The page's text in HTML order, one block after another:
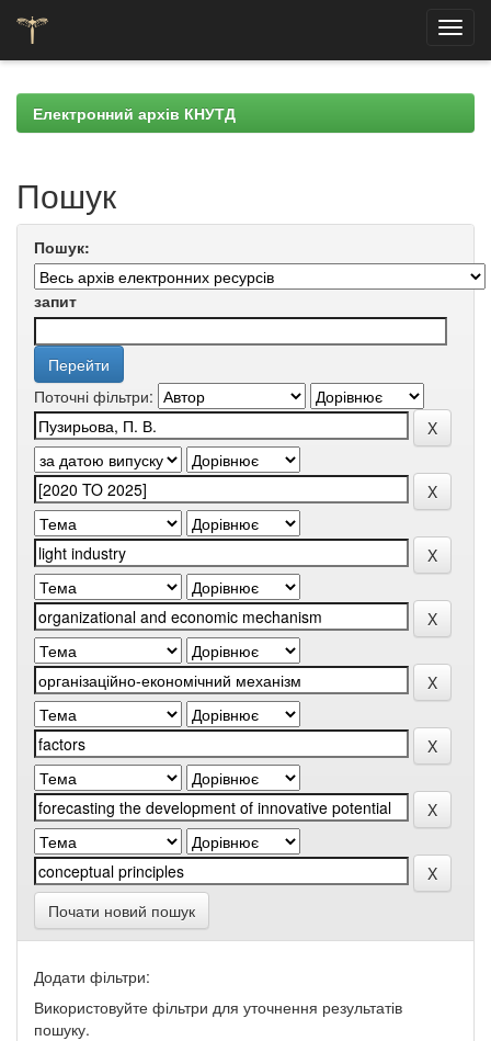
navigationЕлектронний архів КНУТД
Пошук
Пошук:
запит
Поточні фільтри:
Почати новий пошук
Додати фільтри:
Використовуйте фільтри для уточнення результатів
пошуку.